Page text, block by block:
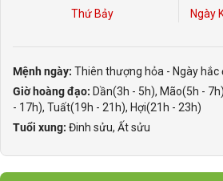
Thứ Bảy
Ngày
Mệnh ngày: Thiên thượng hỏa - Ngày hắc
Giờ hoàng đạo: Dần(3h - 5h), Mão(5h -
- 17h), Tuất(19h - 21h), Hợi(21h - 23h)
Tuổi xung: Đinh sửu, Ất sửu